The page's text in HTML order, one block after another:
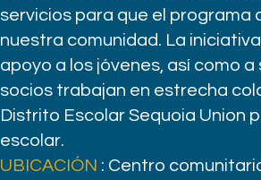
servicios para que el programa
nuestra comunidad. La
apoyo a los jóvenes, así como
socios trabajan en estrecha
Distrito Escolar Sequoia Union
escolar.
UBICACIÓN : Centro